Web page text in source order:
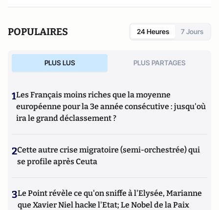
POPULAIRES 24 Heures 7 Jours
PLUS LUS PLUS PARTAGES
1Les Français moins riches que la moyenne
européenne pour la 3e année consécutive : jusqu'où
ira le grand déclassement ?
2Cette autre crise migratoire (semi-orchestrée) qui
se profile après Ceuta
3Le Point révèle ce qu'on sniffe à l'Elysée, Marianne
que Xavier Niel hacke l'Etat; Le Nobel de la Paix